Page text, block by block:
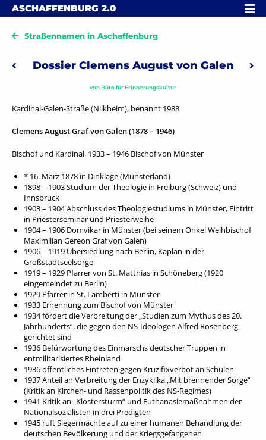
Skip to content
ASCHAFFENBURG 2.0 MENÜ
Straßennamen in Aschaffenburg
Beitragsnavigation
Vorheriger: Dossier Carl Goerdeler
Dossier Clemens August von Galen
vonBüro für Erinnerungskultur
Kardinal-Galen-Straße (Nilkheim), benannt 1988
Clemens August Graf von Galen (1878 – 1946)
Bischof und Kardinal, 1933 – 1946 Bischof von Münster
* 16. März 1878 in Dinklage (Münsterland)
1898 – 1903 Studium der Theologie in Freiburg (Schweiz) und
Innsbruck
1903 – 1904 Abschluss des Theologiestudiums in Münster, Eintritt
in Priesterseminar und Priesterweihe
1904 – 1906 Domvikar in Münster (bei seinem Onkel Weihbischof
Maximilian Gereon Graf von Galen)
1906 – 1919 Übersiedlung nach Berlin, Kaplan in der
Großstadtseelsorge
1919 – 1929 Pfarrer von St. Matthias in Schöneberg (1920
eingemeindet zu Berlin)
1929 Pfarrer in St. Lamberti in Münster
1933 Ernennung zum Bischof von Münster
1934 fördert die Verbreitung der „Studien zum Mythus des 20.
Jahrhunderts“, die gegen den NS-Ideologen Alfred Rosenberg
gerichtet sind
1936 Befürwortung des Einmarschs deutscher Truppen in
entmilitarisiertes Rheinland
1936 öffentliches Eintreten gegen Kruzifixverbot an Schulen
1937 Anteil an Verbreitung der Enzyklika „Mit brennender Sorge“
(Kritik an Kirchen- und Rassenpolitik des NS-Regimes)
1941 Kritik an „Klostersturm“ und Euthanasiemaßnahmen der
Nationalsozialisten in drei Predigten
1945 ruft Siegermächte auf zu einer humanen Behandlung der
deutschen Bevölkerung und der Kriegsgefangenen